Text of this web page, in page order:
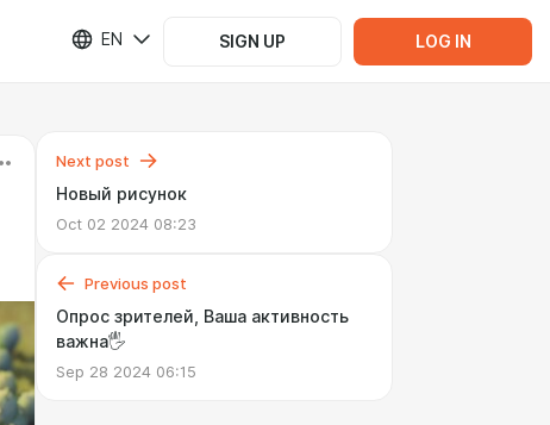
EN SIGN UP LOG IN
Next post
Новый рисунок
Oct 02 2024 08:23
Previous post
Опрос зрителей, Ваша активность
важна🖐
Sep 28 2024 06:15